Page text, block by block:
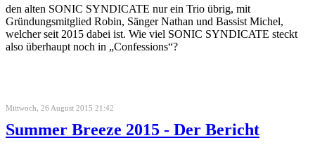
den alten SONIC SYNDICATE nur ein Trio übrig, mit
Gründungsmitglied Robin, Sänger Nathan und Bassist Michel,
welcher seit 2015 dabei ist. Wie viel SONIC SYNDICATE steckt
also überhaupt noch in „Confessions“?
Mittwoch, 26 August 2015 21:42
Summer Breeze 2015 - Der Bericht